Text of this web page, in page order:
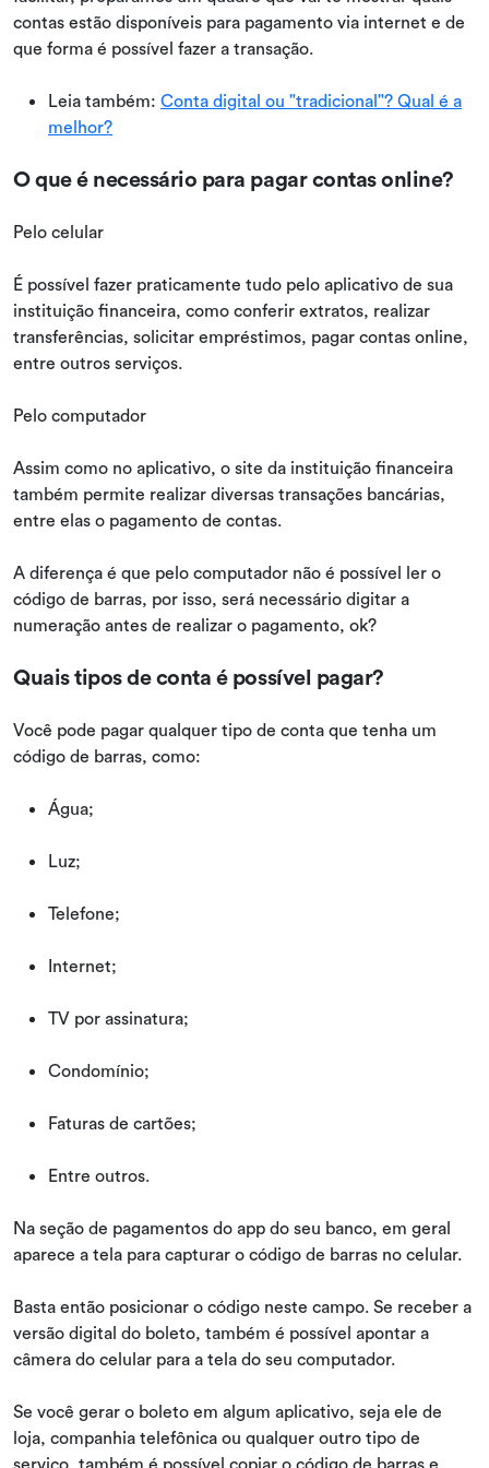
contas estão disponíveis para pagamento via internet e de
que forma é possível fazer a transação.
Leia também: Conta digital ou "tradicional"? Qual é a
melhor?
O que é necessário para pagar contas online?
Pelo celular
É possível fazer praticamente tudo pelo aplicativo de sua
instituição financeira, como conferir extratos, realizar
transferências, solicitar empréstimos, pagar contas online,
entre outros serviços.
Pelo computador
Assim como no aplicativo, o site da instituição financeira
também permite realizar diversas transações bancárias,
entre elas o pagamento de contas.
A diferença é que pelo computador não é possível ler o
código de barras, por isso, será necessário digitar a
numeração antes de realizar o pagamento, ok?
Quais tipos de conta é possível pagar?
Você pode pagar qualquer tipo de conta que tenha um
código de barras, como:
Água;
Luz;
Telefone;
Internet;
TV por assinatura;
Condomínio;
Faturas de cartões;
Entre outros.
Na seção de pagamentos do app do seu banco, em geral
aparece a tela para capturar o código de barras no celular.
Basta então posicionar o código neste campo. Se receber a
versão digital do boleto, também é possível apontar a
câmera do celular para a tela do seu computador.
Se você gerar o boleto em algum aplicativo, seja ele de
loja, companhia telefônica ou qualquer outro tipo de
serviço, também é possível copiar o código de barras e